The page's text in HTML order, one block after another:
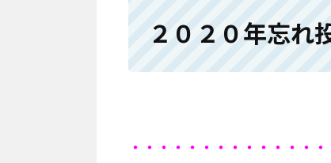
２０２０年忘れ
・・・・・・・・・・・・・